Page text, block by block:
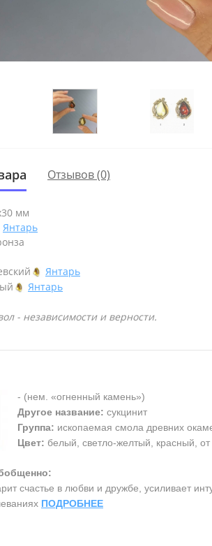
Отзывов (0)
мм
Янтарь
Янтарь
Янтарь
- независимости и верности.
- (нем. «огненный камень»)
Другое название: сукцинит
Группа: ископаемая смола древних
Цвет: белый, светло-желтый, красный, от
счастье в любви и дружбе, усиливает
ПОДРОБНЕЕ